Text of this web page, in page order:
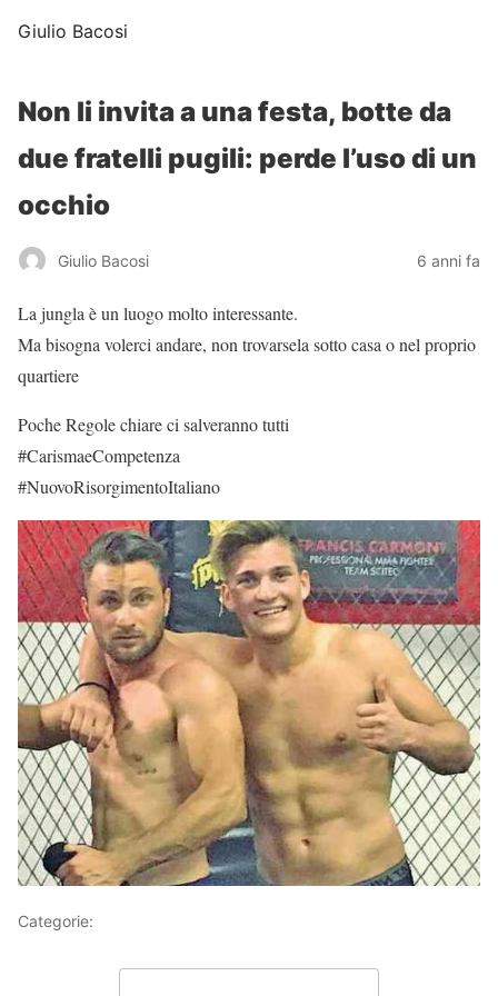
Giulio Bacosi
Non li invita a una festa, botte da
due fratelli pugili: perde l’uso di un
occhio
Giulio Bacosi 6 anni fa
La jungla è un luogo molto interessante.
Ma bisogna volerci andare, non trovarsela sotto casa o nel proprio
quartiere
Poche Regole chiare ci salveranno tutti
#CarismaeCompetenza
#NuovoRisorgimentoItaliano
Categorie: